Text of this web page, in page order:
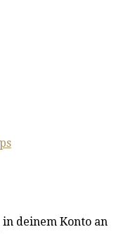
deinem Konto an